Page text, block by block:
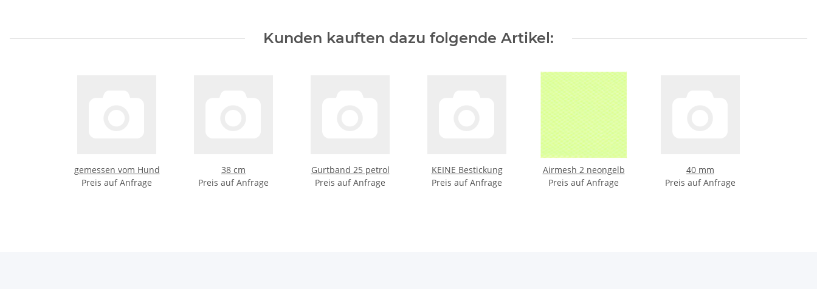
Kunden kauften dazu folgende Artikel:
gemessen vom Hund
Preis auf Anfrage
38 cm
Preis auf Anfrage
Gurtband 25 petrol
Preis auf Anfrage
KEINE Bestickung
Preis auf Anfrage
Airmesh 2 neongelb
Preis auf Anfrage
40 mm
Preis auf Anfrage